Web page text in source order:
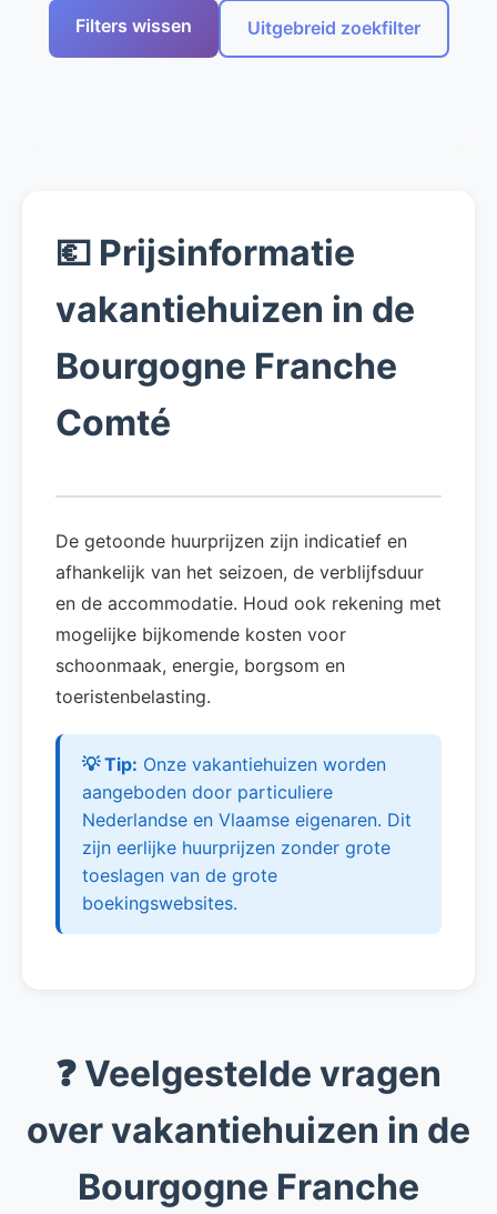
Filters wissen Uitgebreid zoekfilter
💶 Prijsinformatie
vakantiehuizen in de
Bourgogne Franche
Comté
De getoonde huurprijzen zijn indicatief en
afhankelijk van het seizoen, de verblijfsduur
en de accommodatie. Houd ook rekening met
mogelijke bijkomende kosten voor
schoonmaak, energie, borgsom en
toeristenbelasting.
💡 Tip: Onze vakantiehuizen worden
aangeboden door particuliere
Nederlandse en Vlaamse eigenaren. Dit
zijn eerlijke huurprijzen zonder grote
toeslagen van de grote
boekingswebsites.
❓ Veelgestelde vragen
over vakantiehuizen in de
Bourgogne Franche